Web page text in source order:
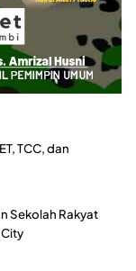
TCC, dan
Sekolah Rakyat